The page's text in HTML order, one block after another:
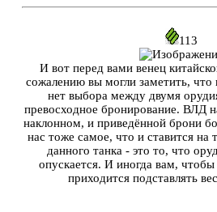
113
И вот перед вами венец
сожалению вы могли заметить,
нет выбора между двумя
превосходное бронирование. ВЛД
наклонном, и приведённой брони
нас тоже самое, что и ставится
данного танка - это то, что
опускается. И иногда вам, чтобы
приходится подставлять